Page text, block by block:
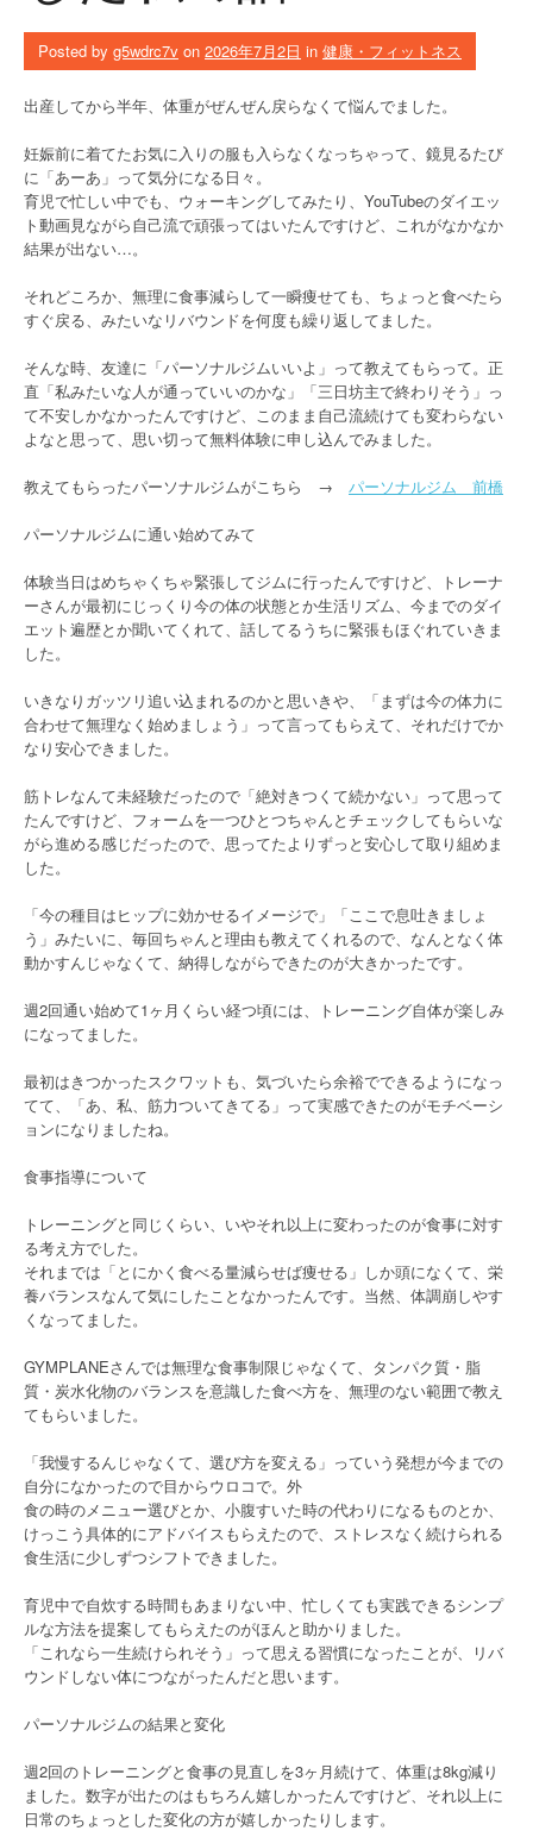
Posted by g5wdrc7v on 2026年7月2日 in 健康・フィットネス
出産してから半年、体重がぜんぜん戻らなくて悩んでました。
妊娠前に着てたお気に入りの服も入らなくなっちゃって、鏡見るたび
に「あーあ」って気分になる日々。
育児で忙しい中でも、ウォーキングしてみたり、YouTubeのダイエッ
ト動画見ながら自己流で頑張ってはいたんですけど、これがなかなか
結果が出ない…。
それどころか、無理に食事減らして一瞬痩せても、ちょっと食べたら
すぐ戻る、みたいなリバウンドを何度も繰り返してました。
そんな時、友達に「パーソナルジムいいよ」って教えてもらって。正
直「私みたいな人が通っていいのかな」「三日坊主で終わりそう」っ
て不安しかなかったんですけど、このまま自己流続けても変わらない
よなと思って、思い切って無料体験に申し込んでみました。
教えてもらったパーソナルジムがこちら → パーソナルジム 前橋
パーソナルジムに通い始めてみて
体験当日はめちゃくちゃ緊張してジムに行ったんですけど、トレーナ
ーさんが最初にじっくり今の体の状態とか生活リズム、今までのダイ
エット遍歴とか聞いてくれて、話してるうちに緊張もほぐれていきま
した。
いきなりガッツリ追い込まれるのかと思いきや、「まずは今の体力に
合わせて無理なく始めましょう」って言ってもらえて、それだけでか
なり安心できました。
筋トレなんて未経験だったので「絶対きつくて続かない」って思って
たんですけど、フォームを一つひとつちゃんとチェックしてもらいな
がら進める感じだったので、思ってたよりずっと安心して取り組めま
した。
「今の種目はヒップに効かせるイメージで」「ここで息吐きましょ
う」みたいに、毎回ちゃんと理由も教えてくれるので、なんとなく体
動かすんじゃなくて、納得しながらできたのが大きかったです。
週2回通い始めて1ヶ月くらい経つ頃には、トレーニング自体が楽しみ
になってました。
最初はきつかったスクワットも、気づいたら余裕でできるようになっ
てて、「あ、私、筋力ついてきてる」って実感できたのがモチベーシ
ョンになりましたね。
食事指導について
トレーニングと同じくらい、いやそれ以上に変わったのが食事に対す
る考え方でした。
それまでは「とにかく食べる量減らせば痩せる」しか頭になくて、栄
養バランスなんて気にしたことなかったんです。当然、体調崩しやす
くなってました。
GYMPLANEさんでは無理な食事制限じゃなくて、タンパク質・脂
質・炭水化物のバランスを意識した食べ方を、無理のない範囲で教え
てもらいました。
「我慢するんじゃなくて、選び方を変える」っていう発想が今までの
自分になかったので目からウロコで。外
食の時のメニュー選びとか、小腹すいた時の代わりになるものとか、
けっこう具体的にアドバイスもらえたので、ストレスなく続けられる
食生活に少しずつシフトできました。
育児中で自炊する時間もあまりない中、忙しくても実践できるシンプ
ルな方法を提案してもらえたのがほんと助かりました。
「これなら一生続けられそう」って思える習慣になったことが、リバ
ウンドしない体につながったんだと思います。
パーソナルジムの結果と変化
週2回のトレーニングと食事の見直しを3ヶ月続けて、体重は8kg減り
ました。数字が出たのはもちろん嬉しかったんですけど、それ以上に
日常のちょっとした変化の方が嬉しかったりします。